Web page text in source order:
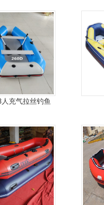
充气拉丝钓鱼